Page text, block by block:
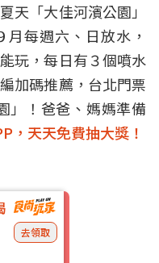
天「大佳河濱公園」
每週六、日放水，
玩，每日有３個噴水
加碼推薦，台北門票
」！爸爸、媽媽準備
，天天免費抽大獎！
去領取